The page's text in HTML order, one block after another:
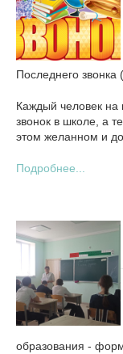
Последнего
Каждый человек на
звонок в школе, а
этом желанном и
Подробнее...
образования -